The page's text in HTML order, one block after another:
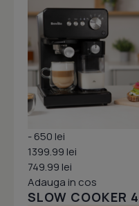
- 650 lei
1399.99 lei
749.99 lei
Adauga in cos
SLOW COOKER